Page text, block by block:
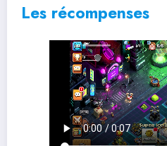
Les récompenses